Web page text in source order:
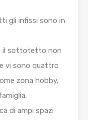
gli infissi sono in
il sottotetto non
vi sono quattro
zona hobby,
di ampi spazi